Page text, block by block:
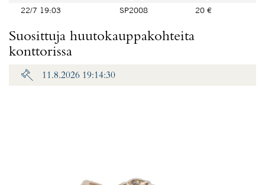
22/7 19:03
SP2008 20 €
Suosittuja huutokauppakohteita
konttorissa
11.8.2026 19:14:30